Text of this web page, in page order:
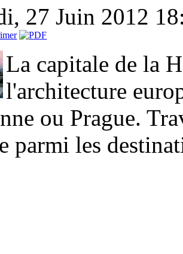
27 Juin 2012
La capitale de la
l'architecture
ou Prague.
parmi les